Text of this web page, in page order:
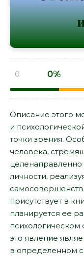
0 0%
Описание этого
и
точки зрения.
человека,
целенаправленно
личности,
присутствует в
планируется ее
психологическом
это явление
в определенном